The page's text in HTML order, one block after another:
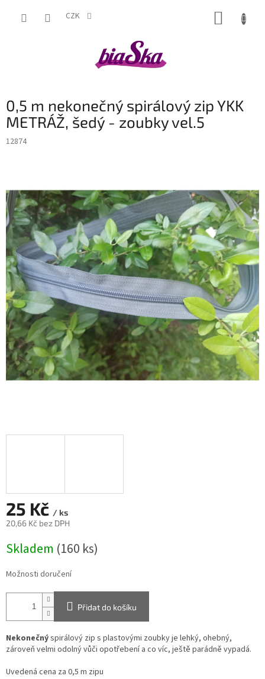
CZK
0,5 m nekonečný spirálový zip YKK
METRÁŽ, šedý - zoubky vel.5
12874
25 Kč / ks
20,66 Kč bez DPH
cena:
Skladem (160 ks)
Možnosti doručení
Přidat do košíku
Nekonečnýspirálový zip s plastovými zoubky je lehký, ohebný,
zároveň velmi odolný vůči opotřebení a co víc, ještě parádně vypadá.
Uvedená cena za 0,5 m zipu